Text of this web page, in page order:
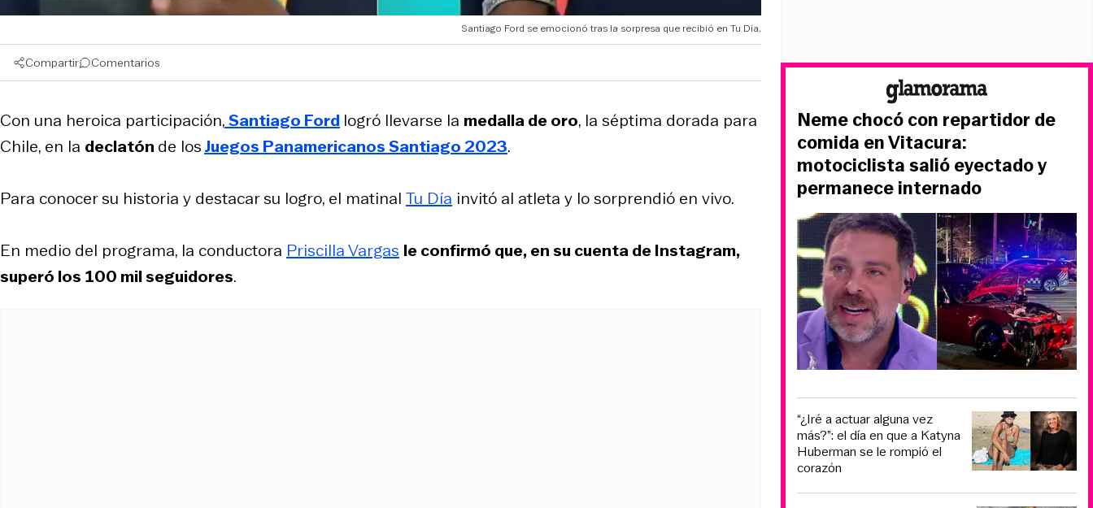
Santiago Ford se emocionó tras la sorpresa que recibió en Tu Día.
Compartir Comentarios
Con una heroica participación,Santiago Ford logró llevarse la medalla de oro, la séptima dorada para
Chile, en la declatón de losJuegos Panamericanos Santiago 2023.
Para conocer su historia y destacar su logro, el matinal Tu Día invitó al atleta y lo sorprendió en vivo.
En medio del programa, la conductora Priscilla Vargas le confirmó que, en su cuenta de Instagram,
superó los 100 mil seguidores.
Neme chocó con repartidor de
comida en Vitacura:
motociclista salió eyectado y
permanece internado
“¿Iré a actuar alguna vez
más?”: el día en que a Katyna
Huberman se le rompió el
corazón